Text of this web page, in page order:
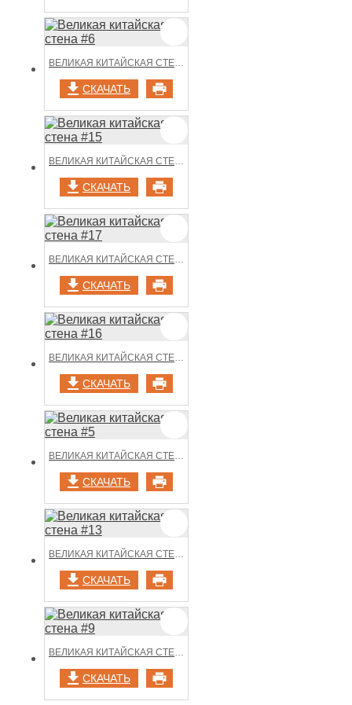
ВЕЛИКАЯ КИТАЙСКАЯ СТЕНА #6
СКАЧАТЬ
ВЕЛИКАЯ КИТАЙСКАЯ СТЕНА #15
СКАЧАТЬ
ВЕЛИКАЯ КИТАЙСКАЯ СТЕНА #17
СКАЧАТЬ
ВЕЛИКАЯ КИТАЙСКАЯ СТЕНА #16
СКАЧАТЬ
ВЕЛИКАЯ КИТАЙСКАЯ СТЕНА #5
СКАЧАТЬ
ВЕЛИКАЯ КИТАЙСКАЯ СТЕНА #13
СКАЧАТЬ
ВЕЛИКАЯ КИТАЙСКАЯ СТЕНА #9
СКАЧАТЬ